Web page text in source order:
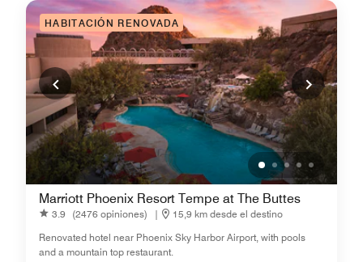
HABITACIÓN RENOVADA
Marriott Phoenix Resort Tempe at The Buttes
3.9 (2476 opiniones) |
15,9 km desde el destino
Renovated hotel near Phoenix Sky Harbor Airport, with pools
and a mountain top restaurant.